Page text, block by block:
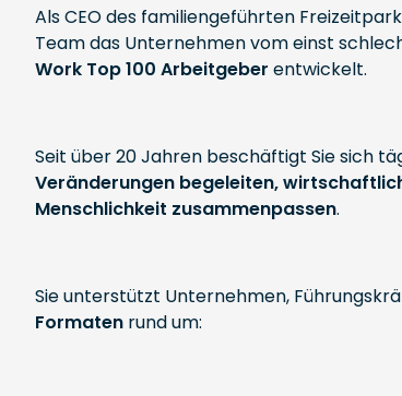
Als CEO des familiengeführten
Team das Unternehmen vom einst
Work Top 100 Arbeitgeber entwickelt.
Seit über 20 Jahren beschäftigt Sie sich
Veränderungen begeleiten,
Menschlichkeit zusammenpassen.
Sie unterstützt Unternehmen,
Formaten rund um: